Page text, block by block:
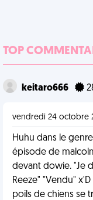
TOP
keitaro666
vendredi 24 octobre
Huhu dans le
épisode de
devant dowie. "Je
Reeze" "Vendu"
poils de chiens se